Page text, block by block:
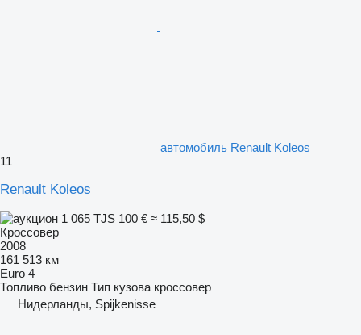
автомобиль Renault Koleos
11
Renault Koleos
1 065 TJS 100 € ≈ 115,50 $
Кроссовер
2008
161 513 км
Euro 4
Топливо бензин Тип кузова кроссовер
Нидерланды, Spijkenisse